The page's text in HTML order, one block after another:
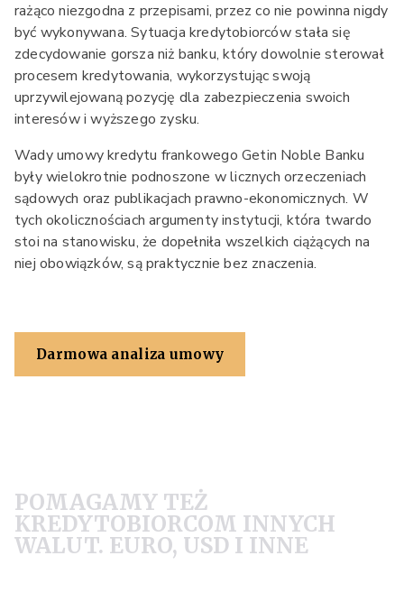
rażąco niezgodna z przepisami, przez co nie powinna nigdy
być wykonywana. Sytuacja kredytobiorców stała się
zdecydowanie gorsza niż banku, który dowolnie sterował
procesem kredytowania, wykorzystując swoją
uprzywilejowaną pozycję dla zabezpieczenia swoich
interesów i wyższego zysku.
Wady umowy kredytu frankowego Getin Noble Banku
były wielokrotnie podnoszone w licznych orzeczeniach
sądowych oraz publikacjach prawno-ekonomicznych. W
tych okolicznościach argumenty instytucji, która twardo
stoi na stanowisku, że dopełniła wszelkich ciążących na
niej obowiązków, są praktycznie bez znaczenia.
Darmowa analiza umowy
POMAGAMY TEŻ
KREDYTOBIORCOM INNYCH
WALUT. EURO, USD I INNE